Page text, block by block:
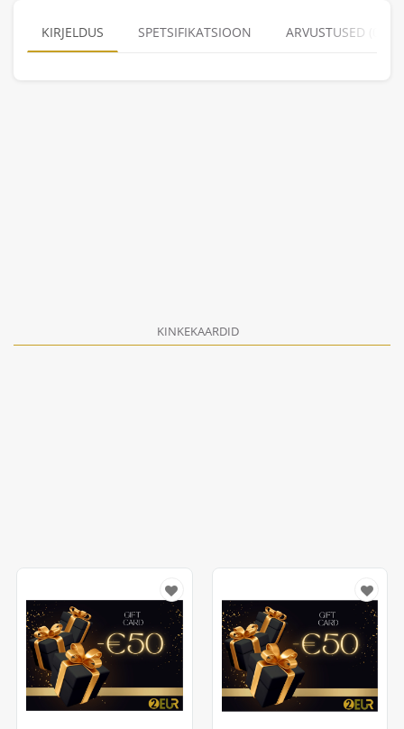
KIRJELDUS SPETSIFIKATSIOON ARVUSTUSED (0)
KINKEKAARDID